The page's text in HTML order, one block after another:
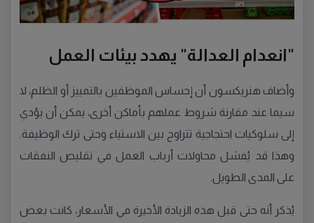
"انعدام العدالة" يهدد بيئات العمل
وأضاف هنريكسون أن إحساس الموظفين بالتمييز أو الظلم، لا
سيما عند مقارنة شروط عملهم بأماكن أخرى، يمكن أن يؤدي
إلى سلوكيات احتجاجية تتراوح بين الاستياء وحتى ترك الوظيفة.
وهذا قد يُفشل محاولات أرباب العمل في تقليص النفقات
على المدى الطويل.
يُذكر أنه حتى قبل هذه الزيادة الأخيرة في الأسعار، كانت بعض